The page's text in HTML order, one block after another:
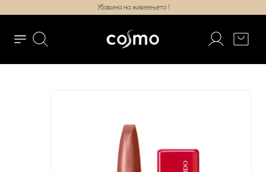
Убавина на живеењето !